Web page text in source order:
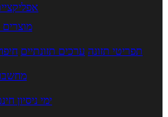
תפריטי תזונה ערכים תזונתיים
5 ימי ניסיון